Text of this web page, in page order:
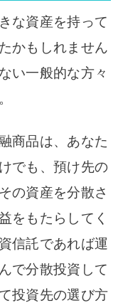
な資産を持って
かもしれません
い一般的な方々
商品は、あなた
でも、預け先の
の資産を分散さ
をもたらしてく
信託であれば運
で分散投資して
投資先の選び方